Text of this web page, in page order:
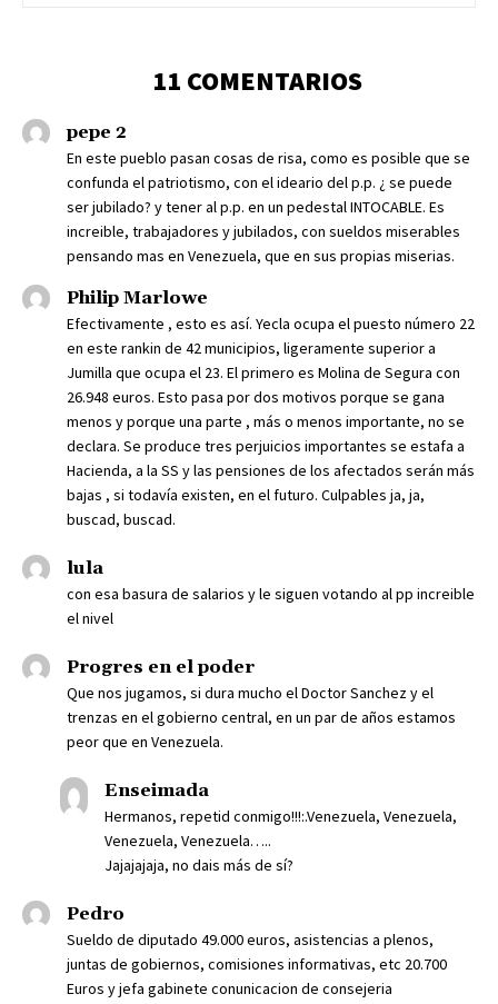
11 COMENTARIOS
pepe 2
En este pueblo pasan cosas de risa, como es posible que se
confunda el patriotismo, con el ideario del p.p. ¿ se puede
ser jubilado? y tener al p.p. en un pedestal INTOCABLE. Es
increible, trabajadores y jubilados, con sueldos miserables
pensando mas en Venezuela, que en sus propias miserias.
Philip Marlowe
Efectivamente , esto es así. Yecla ocupa el puesto número 22
en este rankin de 42 municipios, ligeramente superior a
Jumilla que ocupa el 23. El primero es Molina de Segura con
26.948 euros. Esto pasa por dos motivos porque se gana
menos y porque una parte , más o menos importante, no se
declara. Se produce tres perjuicios importantes se estafa a
Hacienda, a la SS y las pensiones de los afectados serán más
bajas , si todavía existen, en el futuro. Culpables ja, ja,
buscad, buscad.
lula
con esa basura de salarios y le siguen votando al pp increible
el nivel
Progres en el poder
Que nos jugamos, si dura mucho el Doctor Sanchez y el
trenzas en el gobierno central, en un par de años estamos
peor que en Venezuela.
Enseimada
Hermanos, repetid conmigo!!!:.Venezuela, Venezuela,
Venezuela, Venezuela…..
Jajajajaja, no dais más de sí?
Pedro
Sueldo de diputado 49.000 euros, asistencias a plenos,
juntas de gobiernos, comisiones informativas, etc 20.700
Euros y jefa gabinete conunicacion de consejeria